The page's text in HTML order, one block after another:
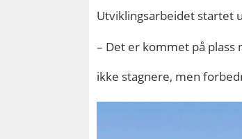
Utviklingsarbeidet startet
– Det er kommet på plass
ikke stagnere, men